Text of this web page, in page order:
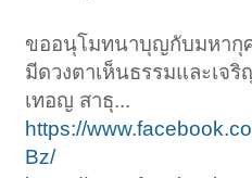
ขออนุโมทนาบุญกับมหากุ
มีดวงตาเห็นธรรมและเจ
เทอญ สาธุ...
https://
Bz/